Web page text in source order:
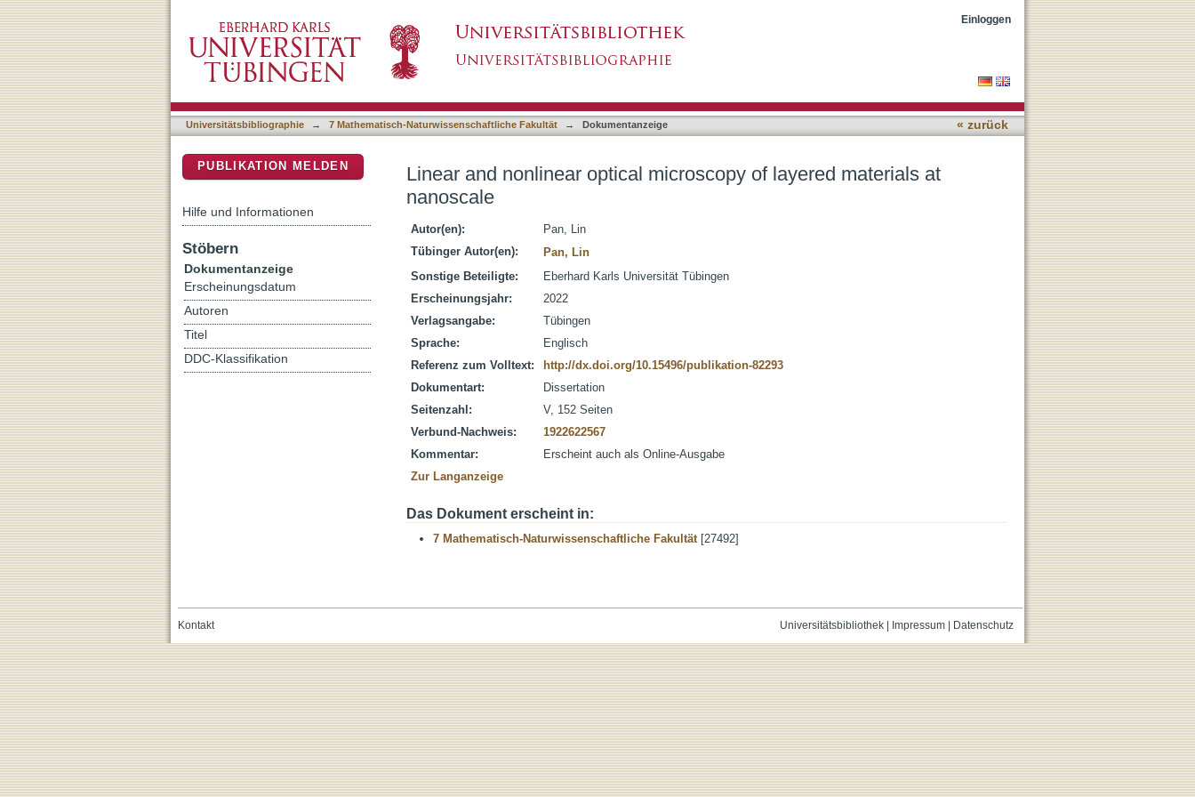
Einloggen
Universitätsbibliographie → 7 Mathematisch-Naturwissenschaftliche Fakultät → Dokumentanzeige « zurück
Linear and nonlinear optical microscopy of layered materials at
nanoscale
Autor(en):
Pan, Lin
Tübinger Autor(en):
Pan, Lin
Sonstige Beteiligte:
Eberhard Karls Universität Tübingen
Erscheinungsjahr:
2022
Verlagsangabe:
Tübingen
Sprache:
Englisch
Referenz zum Volltext:
http://dx.doi.org/10.15496/publikation-82293
Dokumentart:
Dissertation
Seitenzahl:
V, 152 Seiten
Verbund-Nachweis:
1922622567
Kommentar:
Erscheint auch als Online-Ausgabe
Zur Langanzeige
Das Dokument erscheint in:
7 Mathematisch-Naturwissenschaftliche Fakultät[27492]
PUBLIKATION MELDEN
Hilfe und Informationen
Stöbern
Dokumentanzeige
Erscheinungsdatum
Autoren
Titel
DDC-Klassifikation
Universitätsbibliothek| Impressum| Datenschutz
Kontakt